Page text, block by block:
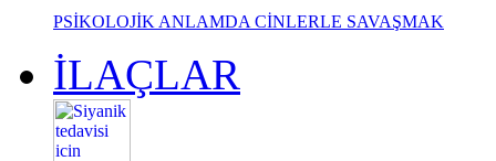
PSİKOLOJİK ANLAMDA CİNLERLE SAVAŞMAK
İLAÇLAR